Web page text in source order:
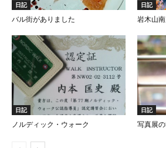
日記
バル街がありました
日記
岩木山
日記
ノルディック・ウォーク
日記
写真展